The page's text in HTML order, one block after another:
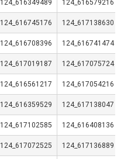
124_616349489 124_616579216
124_616745176 124_617138630
124_616708396 124_616741474
124_617019187 124_617075724
124_616561217 124_617054216
124_616359529 124_617138047
124_617102585 124_616408136
124_617072525 124_617136889